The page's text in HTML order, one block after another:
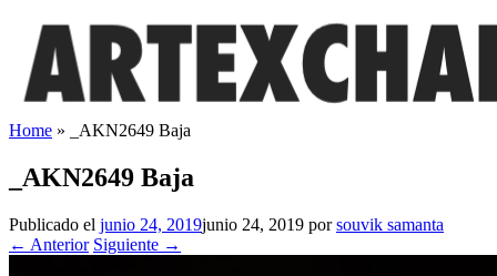
contenido
Home » _AKN2649 Baja
_AKN2649 Baja
Publicado el junio 24, 2019junio 24, 2019 porsouvik samanta
← Anterior Siguiente →